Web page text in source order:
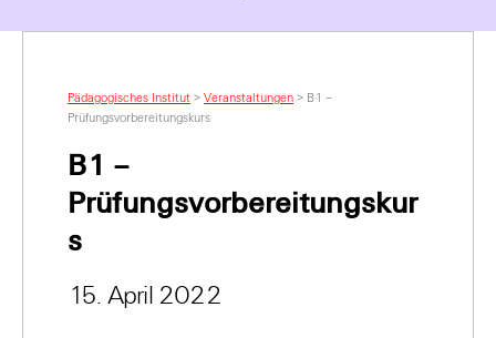
Pädagogisches Institut > Veranstaltungen > B1 –
Prüfungsvorbereitungskurs
B1 –
Prüfungsvorbereitungskur
s
15. April 2022